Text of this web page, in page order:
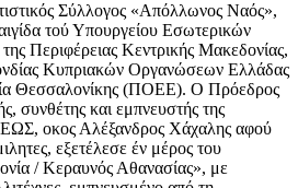
Σύλλογος «Απόλλωνος Ναός»,
τού Υπουργείου Εσωτερικών
Περιφέρειας Κεντρικής Μακεδονίας,
Κυπριακών Οργανώσεων Ελλάδας
Θεσσαλονίκης (ΠΟΕΕ). Ο Πρόεδρος
συνθέτης και εμπνευστής της
οκος Αλέξανδρος Χάχαλης αφού
εξετέλεσε έν μέρος του
/ Κεραυνός Αθανασίας», με